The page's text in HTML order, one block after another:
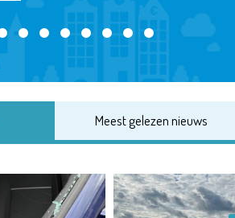
Meest gelezen nieuws